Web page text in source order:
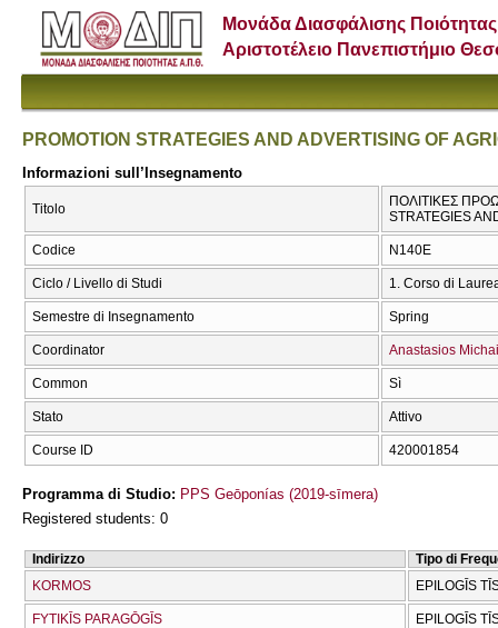
Μονάδα Διασφάλισης Ποιότητας
Αριστοτέλειο Πανεπιστήμιο
PROMOTION STRATEGIES AND ADVERTISING OF
Informazioni sull’Insegnamento
Titolo
ΠΟΛΙΤΙΚΕΣ
STRATEGIES
Codice Ν140Ε
Ciclo / Livello di Studi 1. Corso di
Semestre di Insegnamento Spring
Coordinator Anastasios
Common Sì
Stato Attivo
Course ID 420001854
Programma di Studio: PPS Geōponías (2019-sīmera)
Registered students: 0
Indirizzo
Tipo di
KORMOS
EPILOGĪS
FYTIKĪS PARAGŌGĪS EPILOGĪS